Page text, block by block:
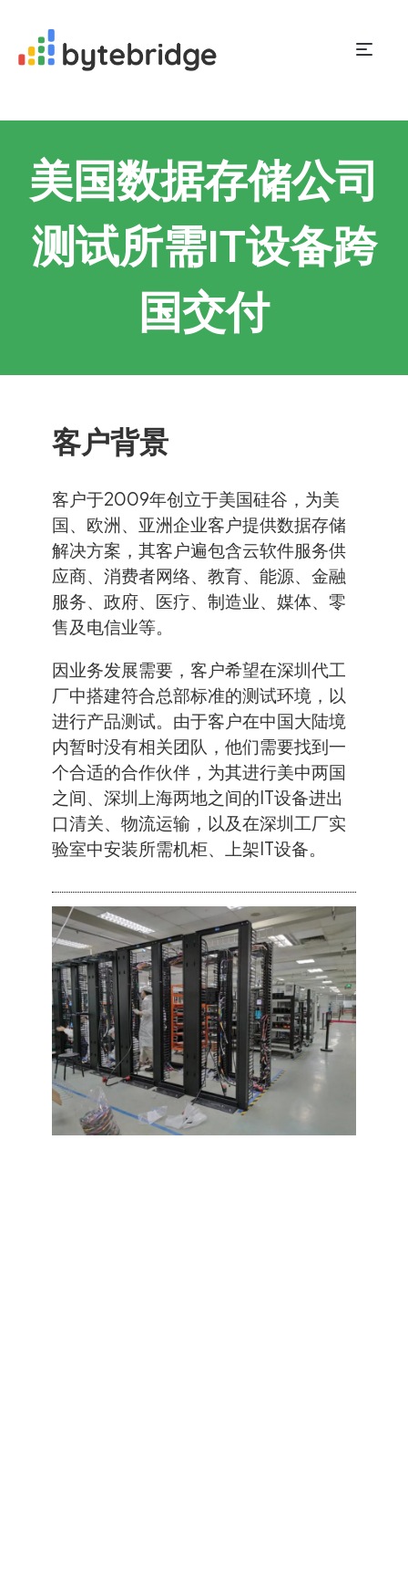
美国数据存储公司
测试所需IT设备跨
国交付
客户背景
客户于2009年创立于美国硅谷，为美
国、欧洲、亚洲企业客户提供数据存储
解决方案，其客户遍包含云软件服务供
应商、消费者网络、教育、能源、金融
服务、政府、医疗、制造业、媒体、零
售及电信业等。
因业务发展需要，客户希望在深圳代工
厂中搭建符合总部标准的测试环境，以
进行产品测试。由于客户在中国大陆境
内暂时没有相关团队，他们需要找到一
个合适的合作伙伴，为其进行美中两国
之间、深圳上海两地之间的IT设备进出
口清关、物流运输，以及在深圳工厂实
验室中安装所需机柜、上架IT设备。